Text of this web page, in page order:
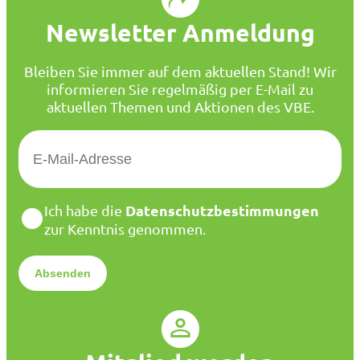
Newsletter Anmeldung
Bleiben Sie immer auf dem aktuellen Stand! Wir
informieren Sie regelmäßig per E-Mail zu
aktuellen Themen und Aktionen des VBE.
E
M
*
D
a
e
n
Ich habe die Datenschutzbestimmungen
zur Kenntnis genommen.